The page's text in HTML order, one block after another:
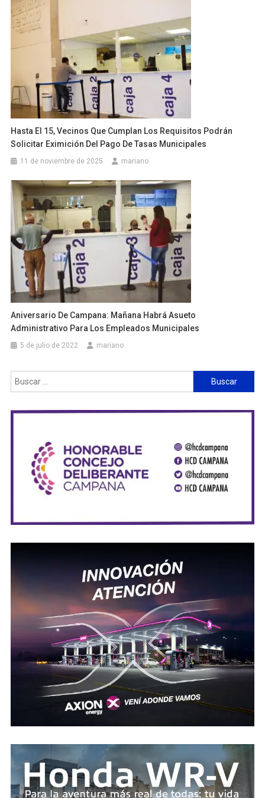
Hasta El 15, Vecinos Que Cumplan Los Requisitos Podrán
Solicitar Eximición Del Pago De Tasas Municipales
11 de noviembre de 2025 mariano
Aniversario De Campana: Mañana Habrá Asueto
Administrativo Para Los Empleados Municipales
5 de julio de 2022 mariano
Buscar: